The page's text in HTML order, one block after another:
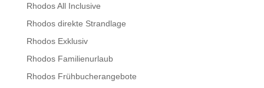
Rhodos All Inclusive
Rhodos direkte Strandlage
Rhodos Exklusiv
Rhodos Familienurlaub
Rhodos Frühbucherangebote